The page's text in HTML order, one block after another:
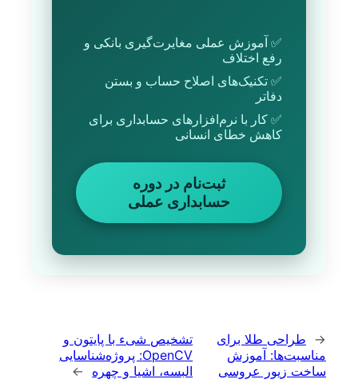
✅ آموزش عملی مغایرت‌گیری بانکی و
رفع اختلاف
✅ تکنیک‌های اصلاح حساب و بستن
دفاتر
✅ کار با نرم‌افزارهای حسابداری برای
کاهش خطای انسانی
ثبت‌نام در دوره
حسابداری عملی
← طراحی طلا برای
مناسبت‌ها: آموزش
ساخت زیور عروسی
تشخیص شیء با پایتون و
OpenCV: پروژه‌شناسایی
البسه، اشیا و چهره
→